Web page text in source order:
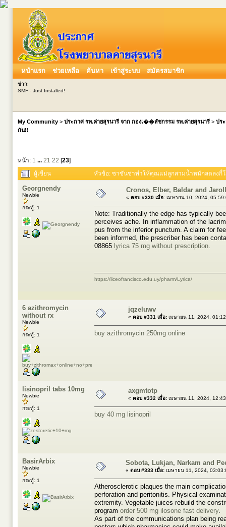
หน้าแรก ช่วยเหลือ ค้นหา เข้าสู่ระบบ สมัครสมาชิก
ข่าว:
SMF - Just Installed!
My Community > ประกาศ รพ.ค่ายสุรนารี จาก กองเ��สัชกรรม รพ.ค่ายสุรนารี > ปร
กัน!!
หน้า: 1 ... 21 22 [23]
ผู้เขียน
หัวข้อ: ซาซันซ่าทำให้คุณแม่ลูกสามน้ำหนักลดลงกี่
Georgnendy
Newbie
กระทู้: 1
Cronos, Elber, Baldar and
« ตอบ #330 เมื่อ: เมษายน 10, 2024,
Note: Traditionally the edge has typically
perceives ache. In inflammation of the
pus from the inferior punctum. A claim for
been informed, the prescriber has been
08865 lyrica 75 mg without prescription
https://liceofrancisco.edu.uy/pharm/Lyrica/
6 azithromycin
without rx
Newbie
กระทู้: 1
jqzeluwv
« ตอบ #331 เมื่อ: เมษายน 11, 2024,
buy azithromycin 250mg online
lisinopril tabs 10mg
Newbie
กระทู้: 1
axgmtotp
« ตอบ #332 เมื่อ: เมษายน 11, 2024,
buy 40 mg lisinopril
BasirArbix
Newbie
กระทู้: 1
Sobota, Lukjan, Narkam and
« ตอบ #333 เมื่อ: เมษายน 11, 2024,
Atherosclerotic plaques the main
perforation and peritonitis. Physical
extremity. Vegetable juices rebuild the
program order 500 mg ilosone fast delivery.
As part of the communications plan being